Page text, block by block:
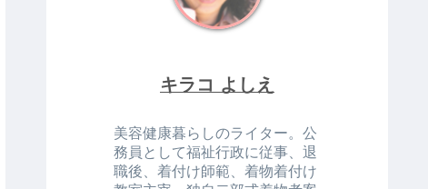
キラコ よしえ
美容健康暮らしのライター。公
務員として福祉行政に従事、退
職後、着付け師範、着物着付け